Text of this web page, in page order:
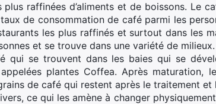
raffinées d’aliments et de boissons. Le
de consommation de café parmi les
les plus raffinés et surtout dans les
et se trouve dans une variété de milieux.
se trouvent dans les baies qui se
plantes Coffea. Après
de café qui restent après le traitement et
ce qui les amène à changer